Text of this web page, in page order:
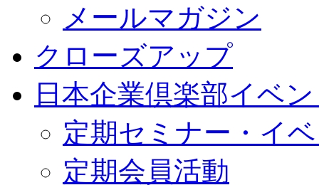
メールマガジン
クローズアップ
日本企業倶楽部イベ
定期セミナー・イ
定期会員活動